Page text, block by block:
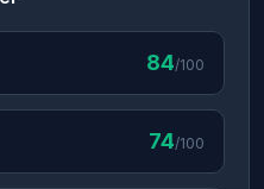
84/100
74/100